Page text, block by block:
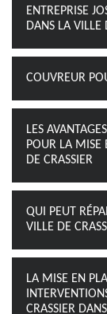
ENTREPRISE
DANS LA VILLE
COUVREUR
LES
POUR LA MISE
DE CRASSIER
QUI PEUT
VILLE DE
LA MISE EN
CRASSIER